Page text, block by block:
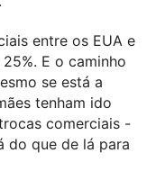
entre os EUA e
E o caminho
se está a
tenham ido
comerciais -
do que de lá para